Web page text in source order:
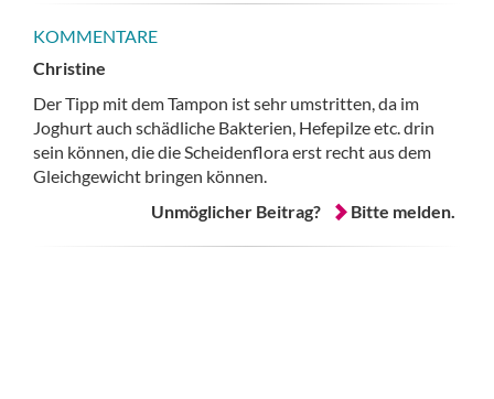
KOMMENTARE
Christine
Der Tipp mit dem Tampon ist sehr umstritten, da im
Joghurt auch schädliche Bakterien, Hefepilze etc. drin
sein können, die die Scheidenflora erst recht aus dem
Gleichgewicht bringen können.
Unmöglicher Beitrag?
Bitte melden.